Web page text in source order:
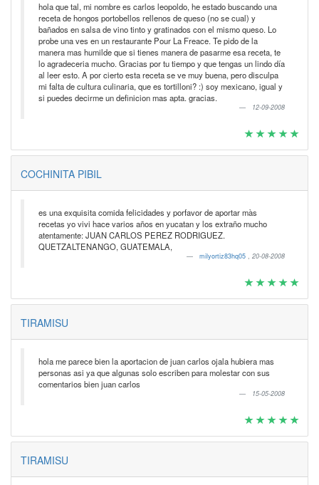
hola que tal, mi nombre es carlos leopoldo, he estado buscando una
receta de hongos portobellos rellenos de queso (no se cual) y
bañados en salsa de vino tinto y gratinados con el mismo queso. Lo
probe una ves en un restaurante Pour La Freace. Te pido de la
manera mas humilde que si tienes manera de pasarme esa receta, te
lo agradeceria mucho. Gracias por tu tiempo y que tengas un lindo día
al leer esto. A por cierto esta receta se ve muy buena, pero disculpa
mi falta de cultura culinaria, que es tortilloni? :) soy mexicano, igual y
si puedes decirme un definicion mas apta. gracias.
12-09-2008
COCHINITA PIBIL
es una exquisita comida felicidades y porfavor de aportar màs
recetas yo vivi hace varios años en yucatan y los extraño mucho
atentamente: JUAN CARLOS PEREZ RODRIGUEZ.
QUETZALTENANGO, GUATEMALA,
milyortiz83hq05 , 20-08-2008
TIRAMISU
hola me parece bien la aportacion de juan carlos ojala hubiera mas
personas asi ya que algunas solo escriben para molestar con sus
comentarios bien juan carlos
15-05-2008
TIRAMISU